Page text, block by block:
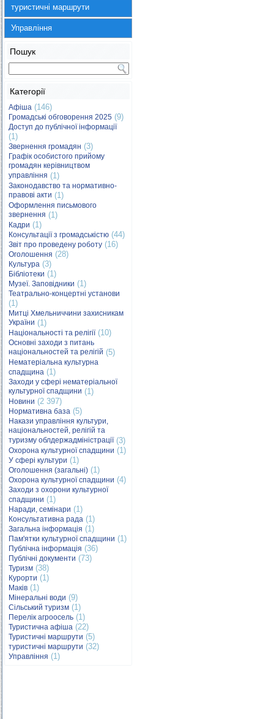
туристичні маршрути
Управління
Пошук
Категорії
Афіша (146)
Громадські обговорення 2025 (9)
Доступ до публічної інформації
(1)
Звернення громадян (3)
Графік особистого прийому
громадян керівництвом
управління (1)
Законодавство та нормативно-
правові акти (1)
Оформлення письмового
звернення (1)
Кадри (1)
Консультації з громадськістю (44)
Звіт про проведену роботу (16)
Оголошення (28)
Культура (3)
Бібліотеки (1)
Музеї. Заповідники (1)
Театрально-концертні установи
(1)
Митці Хмельниччини захисникам
України (1)
Національності та релігії(10)
Основні заходи з питань
національностей та релігій (5)
Нематеріальна культурна
спадщина (1)
Заходи у сфері нематеріальної
культурної спадщини (1)
Новини (2 397)
Нормативна база (5)
Накази управління культури,
національностей, релігій та
туризму облдержадміністрації(3)
Охорона культурної спадщини (1)
У сфері культури (1)
Оголошення (загальні) (1)
Охорона культурної спадщини (4)
Заходи з охорони культурної
спадщини (1)
Наради, семінари (1)
Консультативна рада (1)
Загальна інформація (1)
Пам'ятки культурної спадщини (1)
Публічна інформація (36)
Публічні документи (73)
Туризм (38)
Курорти (1)
Маків (1)
Мінеральні води (9)
Сільський туризм (1)
Перелік агроосель (1)
Туристична афіша (22)
Туристичні маршрути (5)
туристичні маршрути (32)
Управління (1)